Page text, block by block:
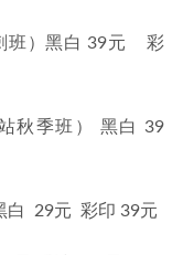
）黑白 39元    彩
秋季班） 黑白 39
29元  彩印 39元